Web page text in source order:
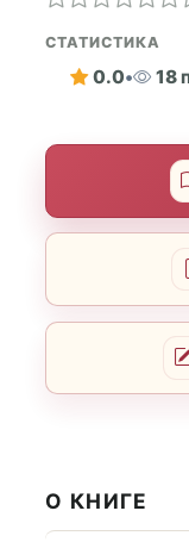
СТАТИСТИКА
0.0• 18
О КНИГЕ